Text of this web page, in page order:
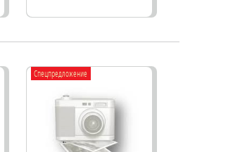
Спецпредложение